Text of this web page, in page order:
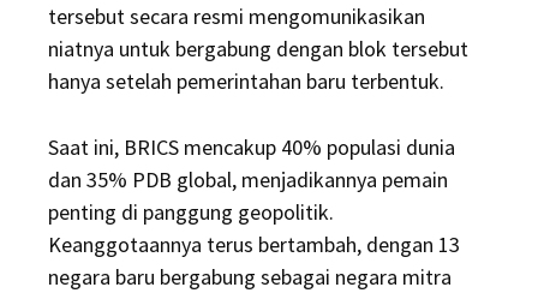
tersebut secara resmi mengomunikasikan
niatnya untuk bergabung dengan blok tersebut
hanya setelah pemerintahan baru terbentuk.
Saat ini, BRICS mencakup 40% populasi dunia
dan 35% PDB global, menjadikannya pemain
penting di panggung geopolitik.
Keanggotaannya terus bertambah, dengan 13
negara baru bergabung sebagai negara mitra